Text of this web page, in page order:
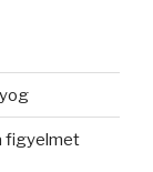
figyelmet